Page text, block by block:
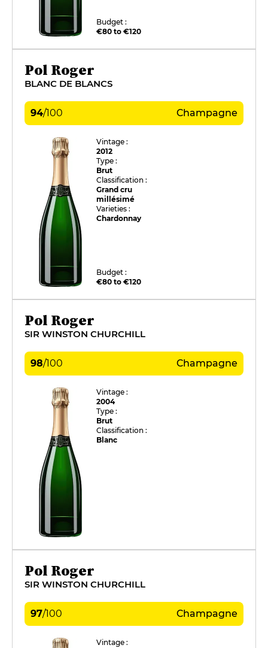
Budget :
€80 to €120
Pol Roger
BLANC DE BLANCS
94/100 Champagne
Vintage :
2012
Type :
Brut
Classification :
Grand cru
millésimé
Varieties :
Chardonnay
Budget :
€80 to €120
Pol Roger
SIR WINSTON CHURCHILL
98/100 Champagne
Vintage :
2004
Type :
Brut
Classification :
Blanc
Pol Roger
SIR WINSTON CHURCHILL
97/100 Champagne
Vintage :